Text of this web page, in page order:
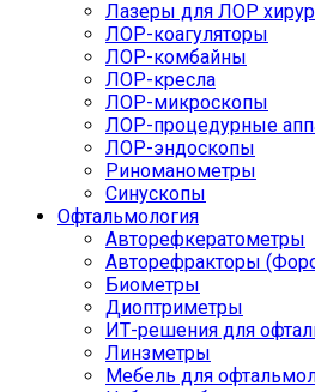
Лазеры для ЛОР
ЛОР-коагуляторы
ЛОР-комбайны
ЛОР-кресла
ЛОР-микроскопы
ЛОР-процедурные
ЛОР-эндоскопы
Риноманометры
Синускопы
Офтальмология
Авторефкератометры
Авторефракторы
Биометры
Диоптриметры
ИТ-решения для
Линзметры
Мебель для